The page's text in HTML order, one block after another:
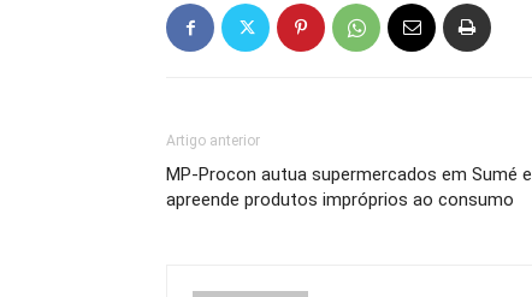
Artigo anterior
MP-Procon autua supermercados em Sumé e
apreende produtos impróprios ao consumo